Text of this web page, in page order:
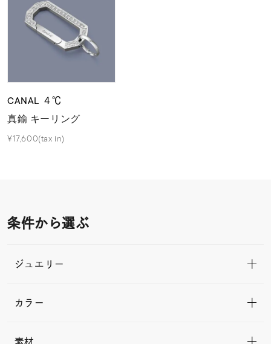
CANAL ４℃
真鍮 キーリング
¥17,600(tax in)
条件から選ぶ
ジュエリー
カラー
素材